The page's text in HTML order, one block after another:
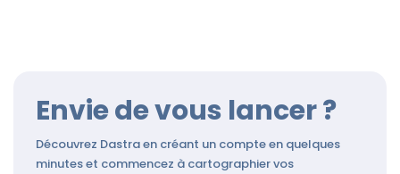
Envie de vous lancer ?
Découvrez Dastra en créant un compte en quelques
minutes et commencez à cartographier vos